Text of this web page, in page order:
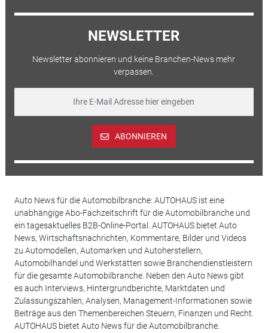
NEWSLETTER
Newsletter abonnieren und keine Branchen-News mehr
verpassen.
ABONNIEREN
Auto News für die Automobilbranche: AUTOHAUS ist eine
unabhängige Abo-Fachzeitschrift für die Automobilbranche und
ein tagesaktuelles B2B-Online-Portal. AUTOHAUS bietet Auto
News, Wirtschaftsnachrichten, Kommentare, Bilder und Videos
zu Automodellen, Automarken und Autoherstellern,
Automobilhandel und Werkstätten sowie Branchendienstleistern
für die gesamte Automobilbranche. Neben den Auto News gibt
es auch Interviews, Hintergrundberichte, Marktdaten und
Zulassungszahlen, Analysen, Management-Informationen sowie
Beiträge aus den Themenbereichen Steuern, Finanzen und Recht.
AUTOHAUS bietet Auto News für die Automobilbranche.